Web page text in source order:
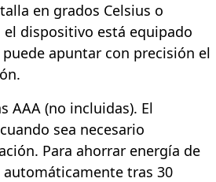
en grados Celsius o
dispositivo está equipado
apuntar con precisión el
AAA (no incluidas). El
sea necesario
Para ahorrar energía de
tras 30